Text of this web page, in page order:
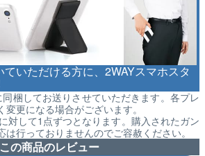
いただける方に、2WAYスマホスタ
梱してお送りさせていただきます。各プレ
更になる場合がございます。
対して1点ずつとなります。購入されたガン
行っておりませんのでご容赦ください。
この商品のレビュー